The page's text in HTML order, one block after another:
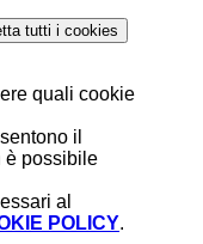
tutti i cookies
quali cookie
il
è possibile
al
POLICY.